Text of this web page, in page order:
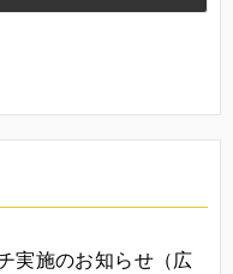
実施のお知らせ（広